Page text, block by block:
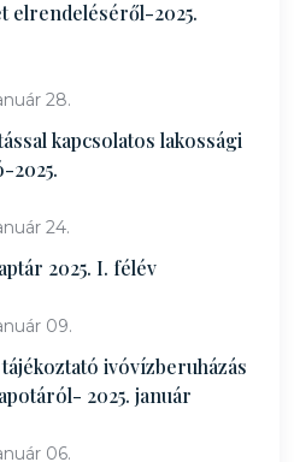
elrendeléséről-2025.
28.
kapcsolatos lakossági
2025.
24.
2025. I. félév
09.
ivóvízberuházás
2025. január
06.